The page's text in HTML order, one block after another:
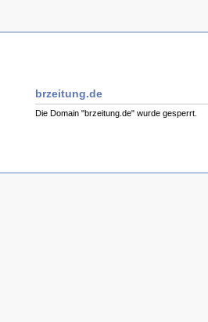
brzeitung.de
Die Domain "brzeitung.de" wurde gesperrt.